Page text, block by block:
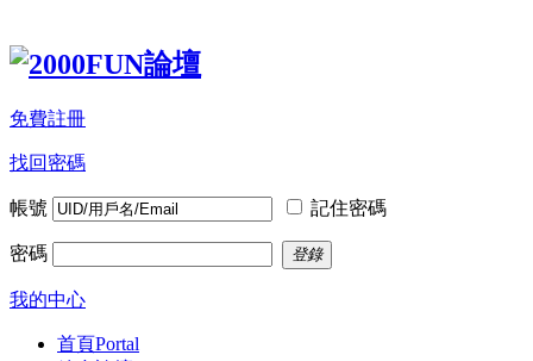
免費註冊
找回密碼
帳號 記住密碼
密碼 登錄
我的中心
首頁Portal